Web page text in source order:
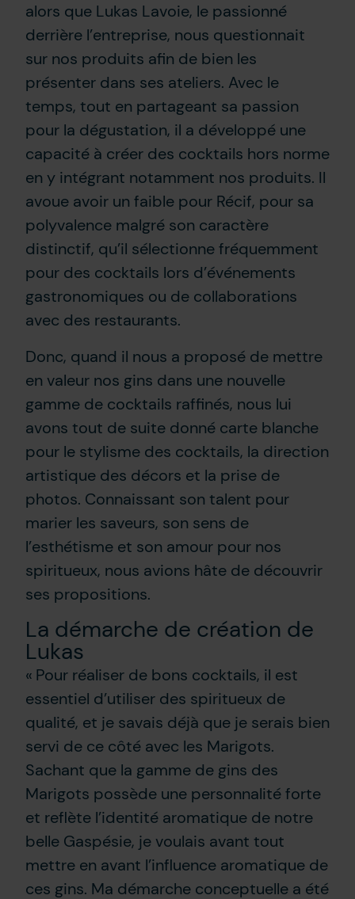
alors que Lukas Lavoie, le passionné
derrière l’entreprise, nous questionnait
sur nos produits afin de bien les
présenter dans ses ateliers. Avec le
temps, tout en partageant sa passion
pour la dégustation, il a développé une
capacité à créer des cocktails hors norme
en y intégrant notamment nos produits. Il
avoue avoir un faible pour Récif, pour sa
polyvalence malgré son caractère
distinctif, qu’il sélectionne fréquemment
pour des cocktails lors d’événements
gastronomiques ou de collaborations
avec des restaurants.
Donc, quand il nous a proposé de mettre
en valeur nos gins dans une nouvelle
gamme de cocktails raffinés, nous lui
avons tout de suite donné carte blanche
pour le stylisme des cocktails, la direction
artistique des décors et la prise de
photos. Connaissant son talent pour
marier les saveurs, son sens de
l’esthétisme et son amour pour nos
spiritueux, nous avions hâte de découvrir
ses propositions.
La démarche de création de
Lukas
« Pour réaliser de bons cocktails, il est
essentiel d’utiliser des spiritueux de
qualité, et je savais déjà que je serais bien
servi de ce côté avec les Marigots.
Sachant que la gamme de gins des
Marigots possède une personnalité forte
et reflète l’identité aromatique de notre
belle Gaspésie, je voulais avant tout
mettre en avant l’influence aromatique de
ces gins. Ma démarche conceptuelle a été